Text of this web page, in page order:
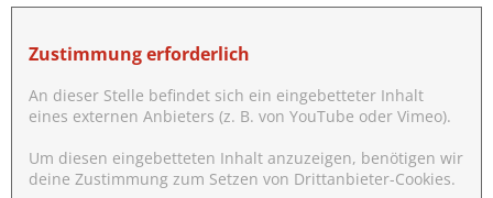
Zustimmung erforderlich
An dieser Stelle befindet sich ein eingebetteter Inhalt
eines externen Anbieters (z. B. von YouTube oder Vimeo).
Um diesen eingebetteten Inhalt anzuzeigen, benötigen wir
deine Zustimmung zum Setzen von Drittanbieter-Cookies.